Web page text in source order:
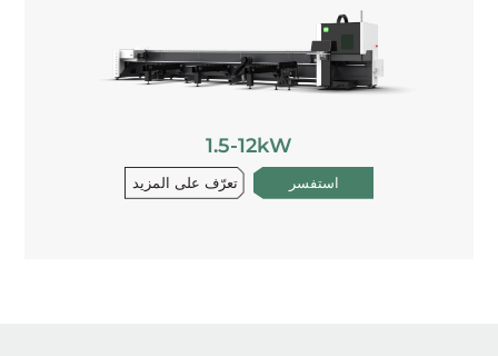
1.5-12kW
تعرّف على المزيد استفسر